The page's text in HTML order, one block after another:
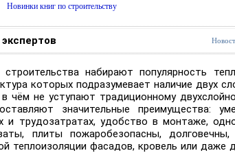
Новинки книг по строительству
набирают популярность
которых подразумевает наличие двух
чём не уступают традиционному
значительные преимущества:
трудозатратах, удобство в монтаже,
плиты пожаробезопасны, долговечны,
теплоизоляции фасадов, кровель или даже